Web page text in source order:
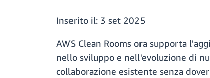
Inserito il: 3 set 2025
AWS Clean Rooms ora supporta
nello sviluppo e nell'evoluzione di
collaborazione esistente senza